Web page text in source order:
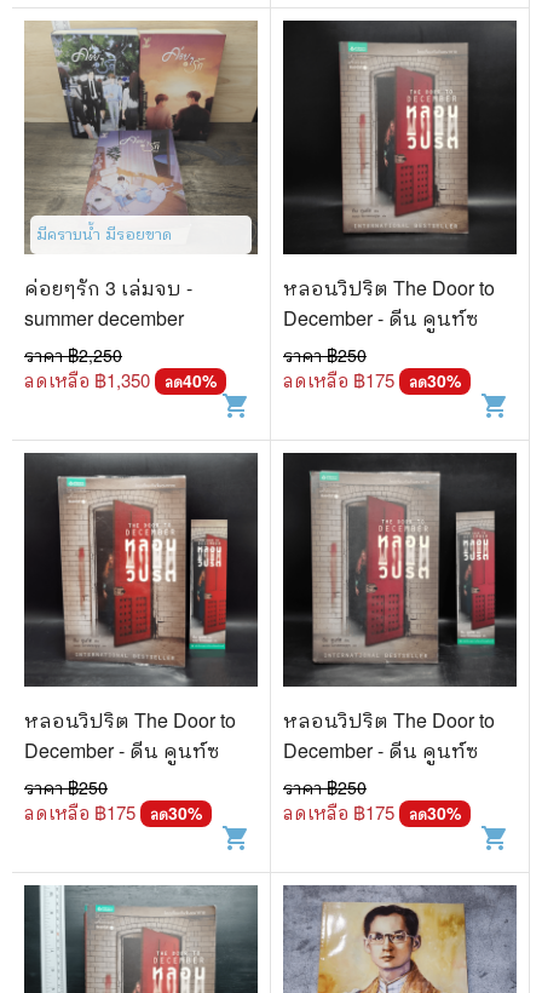
มีคราบน้ำ มีรอยขาด
ค่อยๆรัก 3 เล่มจบ -
summer december
ราคา ฿2,250
ลดเหลือ ฿1,350 ลด40%
shopping_cart
หลอนวิปริต The Door to
December - ดีน คูนท์ซ
ราคา ฿250
ลดเหลือ ฿175 ลด30%
shopping_cart
หลอนวิปริต The Door to
December - ดีน คูนท์ซ
ราคา ฿250
ลดเหลือ ฿175 ลด30%
shopping_cart
หลอนวิปริต The Door to
December - ดีน คูนท์ซ
ราคา ฿250
ลดเหลือ ฿175 ลด30%
shopping_cart